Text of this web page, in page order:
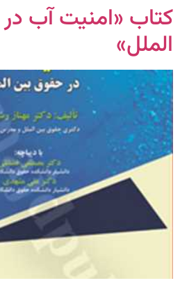
کتاب «امنیت آب
الملل»